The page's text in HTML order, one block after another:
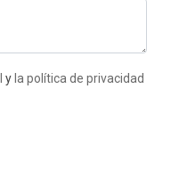
y la política de privacidad